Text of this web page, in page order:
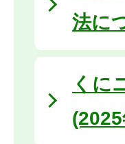
法に
くに